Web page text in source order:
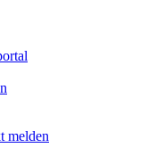
melden